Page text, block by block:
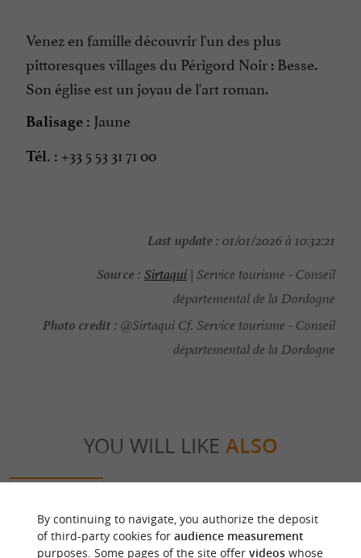
Venez en famille découvrir l'un des plus
pittoresques villages du Périgord Noir : Besse.
Son église est un joyau de l'art roman.
Balisage : Jaune
Tél. : +33 5 53 31 71 00
Last update : 01/01/2026 à 10:32:21
Source : Sirtaqui | Service tourisme - Conseil
départemental de la Dordogne
Photo credit : @Sirtaqui Cf. Service tourisme - Conseil
départemental de la Dordogne
YOU WILL LIKE ALSO
By continuing to navigate, you authorize the deposit
of third-party cookies for audience measurement
purposes. Some pages of the site offer videoswhose